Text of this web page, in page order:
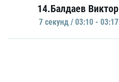
14.Балдаев Виктор
7 секунд / 03:10 - 03:17